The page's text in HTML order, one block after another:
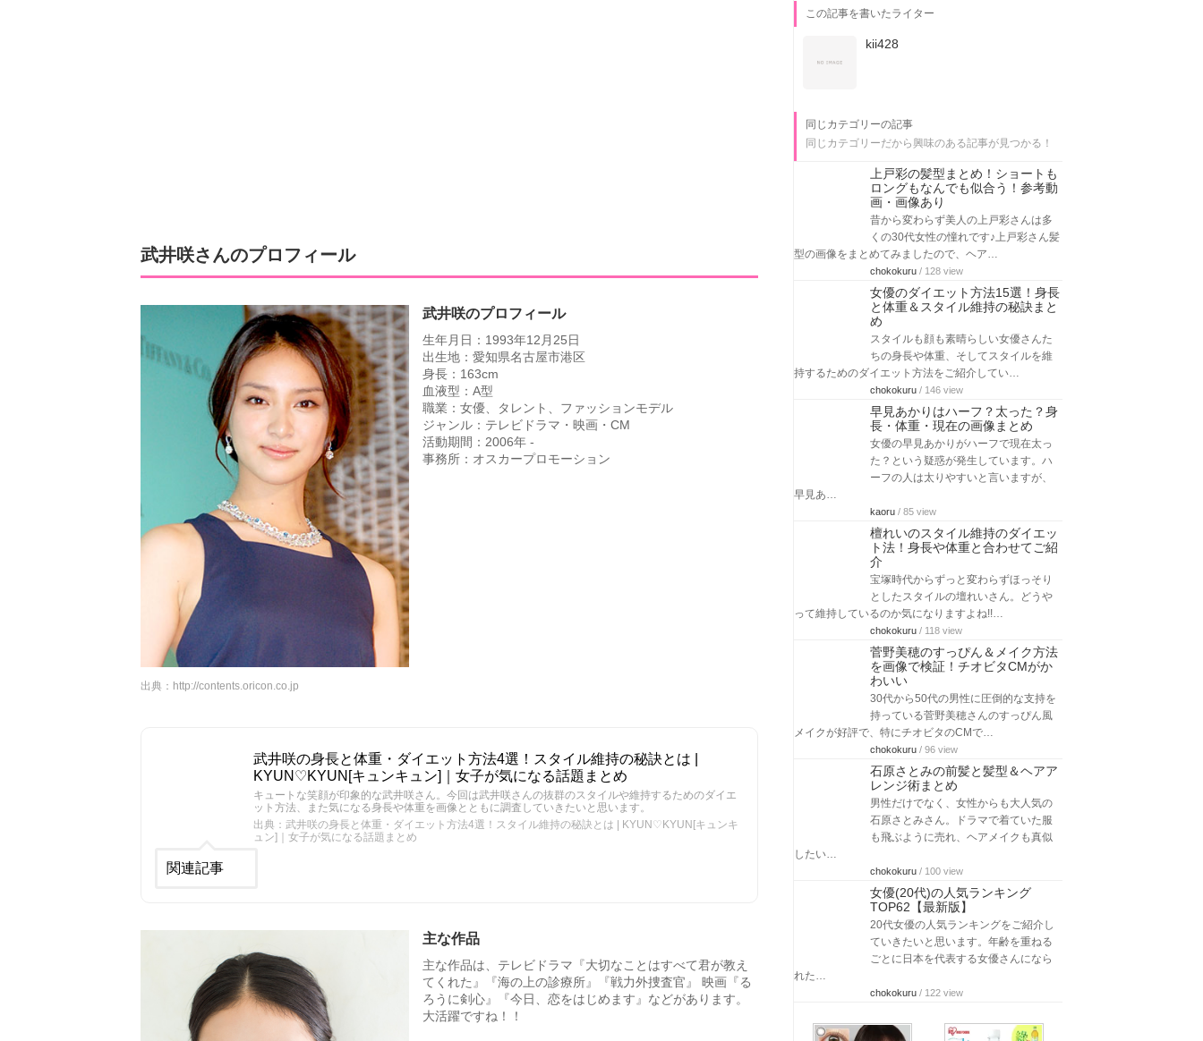
武井咲さんのプロフィール
武井咲のプロフィール
生年月日：1993年12月25日
出生地：愛知県名古屋市港区
身長：163cm
血液型：A型
職業：女優、タレント、ファッションモデル
ジャンル：テレビドラマ・映画・CM
活動期間：2006年 -
事務所：オスカープロモーション
出典： http://contents.oricon.co.jp
武井咲の身長と体重・ダイエット方法4選！スタイル維持の秘訣とは |
KYUN♡KYUN[キュンキュン]｜女子が気になる話題まとめ
キュートな笑顔が印象的な武井咲さん。今回は武井咲さんの抜群のスタイルや維持するためのダイエ
ット方法、また気になる身長や体重を画像とともに調査していきたいと思います。
出典：武井咲の身長と体重・ダイエット方法4選！スタイル維持の秘訣とは | KYUN♡KYUN[キュンキ
ュン]｜女子が気になる話題まとめ
関連記事
主な作品
主な作品は、テレビドラマ『大切なことはすべて君が教え
てくれた』『海の上の診療所』『戦力外捜査官』 映画『る
ろうに剣心』『今日、恋をはじめます』などがあります。
大活躍ですね！！
この記事を書いたライター
kii428
同じカテゴリーの記事
同じカテゴリーだから興味のある記事が見つかる！
上戸彩の髪型まとめ！ショートも
ロングもなんでも似合う！参考動
画・画像あり
昔から変わらず美人の上戸彩さんは多
くの30代女性の憧れです♪上戸彩さん髪
型の画像をまとめてみましたので、ヘア…
chokokuru / 128 view
女優のダイエット方法15選！身長
と体重＆スタイル維持の秘訣まと
め
スタイルも顔も素晴らしい女優さんた
ちの身長や体重、そしてスタイルを維
持するためのダイエット方法をご紹介してい…
chokokuru / 146 view
早見あかりはハーフ？太った？身
長・体重・現在の画像まとめ
女優の早見あかりがハーフで現在太っ
た？という疑惑が発生しています。ハ
ーフの人は太りやすいと言いますが、
早見あ…
kaoru / 85 view
檀れいのスタイル維持のダイエッ
ト法！身長や体重と合わせてご紹
介
宝塚時代からずっと変わらずほっそり
としたスタイルの壇れいさん。どうや
って維持しているのか気になりますよね!!…
chokokuru / 118 view
菅野美穂のすっぴん＆メイク方法
を画像で検証！チオビタCMがか
わいい
30代から50代の男性に圧倒的な支持を
持っている菅野美穂さんのすっぴん風
メイクが好評で、特にチオビタのCMで…
chokokuru / 96 view
石原さとみの前髪と髪型＆ヘアア
レンジ術まとめ
男性だけでなく、女性からも大人気の
石原さとみさん。ドラマで着ていた服
も飛ぶように売れ、ヘアメイクも真似
したい…
chokokuru / 100 view
女優(20代)の人気ランキング
TOP62【最新版】
20代女優の人気ランキングをご紹介し
ていきたいと思います。年齢を重ねる
ごとに日本を代表する女優さんになら
れた…
chokokuru / 122 view